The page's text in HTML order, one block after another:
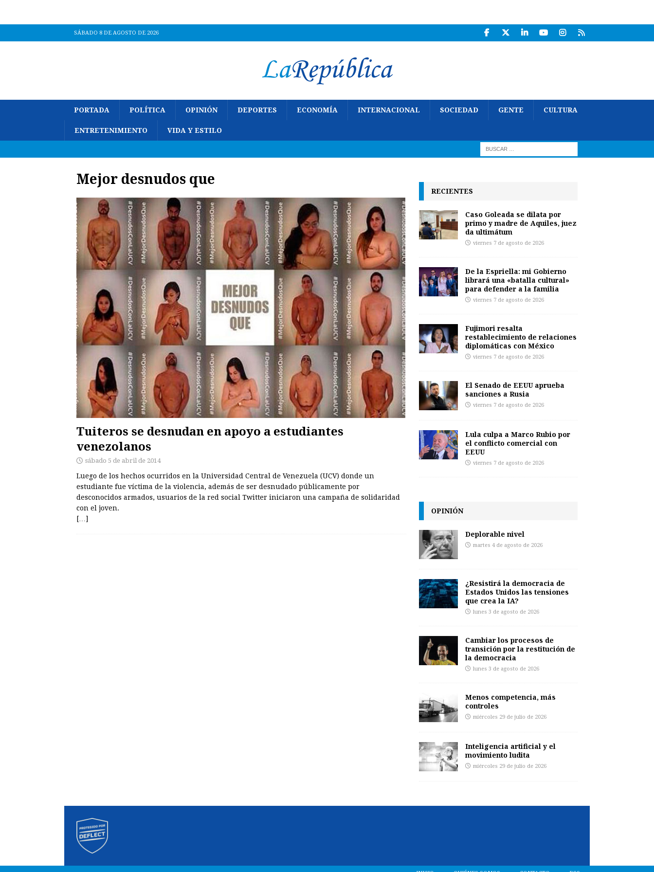
SÁBADO 8 DE AGOSTO DE 2026
PORTADA POLÍTICA OPINIÓN DEPORTES ECONOMÍA INTERNACIONAL SOCIEDAD GENTE CULTURA
ENTRETENIMIENTO VIDA Y ESTILO
Mejor desnudos que
Tuiteros se desnudan en apoyo a estudiantes
venezolanos
sábado 5 de abril de 2014
Luego de los hechos ocurridos en la Universidad Central de Venezuela (UCV) donde un
estudiante fue víctima de la violencia, además de ser desnudado públicamente por
desconocidos armados, usuarios de la red social Twitter iniciaron una campaña de solidaridad
con el joven.
[…]
RECIENTES
Caso Goleada se dilata por
primo y madre de Aquiles, juez
da ultimátum
viernes 7 de agosto de 2026
De la Espriella: mi Gobierno
librará una «batalla cultural»
para defender a la familia
viernes 7 de agosto de 2026
Fujimori resalta
restablecimiento de relaciones
diplomáticas con México
viernes 7 de agosto de 2026
El Senado de EEUU aprueba
sanciones a Rusia
viernes 7 de agosto de 2026
Lula culpa a Marco Rubio por
el conflicto comercial con
EEUU
viernes 7 de agosto de 2026
OPINIÓN
Deplorable nivel
martes 4 de agosto de 2026
¿Resistirá la democracia de
Estados Unidos las tensiones
que crea la IA?
lunes 3 de agosto de 2026
Cambiar los procesos de
transición por la restitución de
la democracia
lunes 3 de agosto de 2026
Menos competencia, más
controles
miércoles 29 de julio de 2026
Inteligencia artificial y el
movimiento ludita
miércoles 29 de julio de 2026